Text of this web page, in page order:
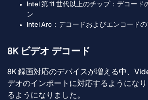
Intel 第 11 世代以上のチップ：デコード
ン
Intel Arc：デコードおよびエンコード
8K ビデオ デコード
8K 録画対応のデバイスが増える中、
デオのインポートに対応するようにな
るようになりました。